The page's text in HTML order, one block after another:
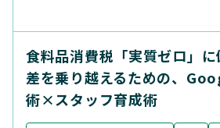
食料品消費税「実質ゼロ」
差を乗り越えるための、
術×スタッフ育成術